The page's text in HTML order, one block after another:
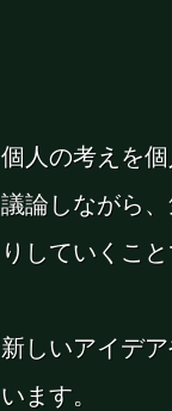
個人の考えを
議論しながら
りしていくこと
新しいアイデ
います。